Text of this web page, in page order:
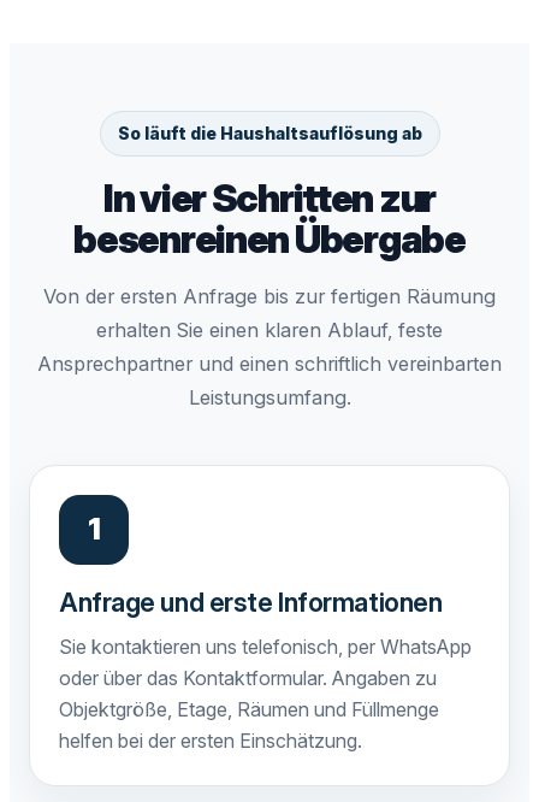
So läuft die Haushaltsauflösung ab
In vier Schritten zur
besenreinen Übergabe
Von der ersten Anfrage bis zur fertigen Räumung
erhalten Sie einen klaren Ablauf, feste
Ansprechpartner und einen schriftlich vereinbarten
Leistungsumfang.
Anfrage und erste Informationen
Sie kontaktieren uns telefonisch, per WhatsApp
oder über das Kontaktformular. Angaben zu
Objektgröße, Etage, Räumen und Füllmenge
helfen bei der ersten Einschätzung.